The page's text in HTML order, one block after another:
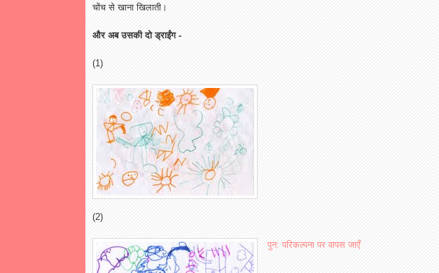
चोंच से खाना खिलाती।
और अब उसकी दो ड्राईंग -
(1)
(2)
पुन: परिकल्पना पर वापस जाएँ